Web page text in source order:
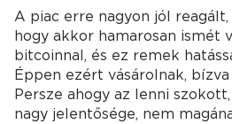
A piac erre nagyon jól reagált,
hogy akkor hamarosan ismét
bitcoinnal, és ez remek
Éppen ezért vásárolnak,
Persze ahogy az lenni
nagy jelentősége, nem